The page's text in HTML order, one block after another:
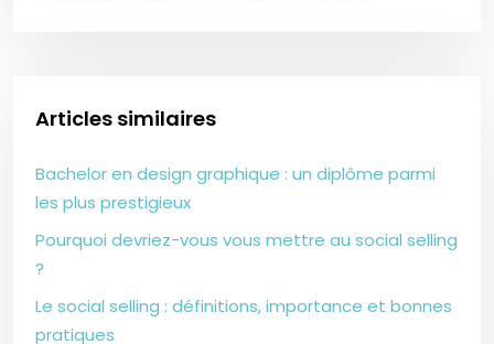
Articles similaires
Bachelor en design graphique : un diplôme parmi
les plus prestigieux
Pourquoi devriez-vous vous mettre au social selling
?
Le social selling : définitions, importance et bonnes
pratiques